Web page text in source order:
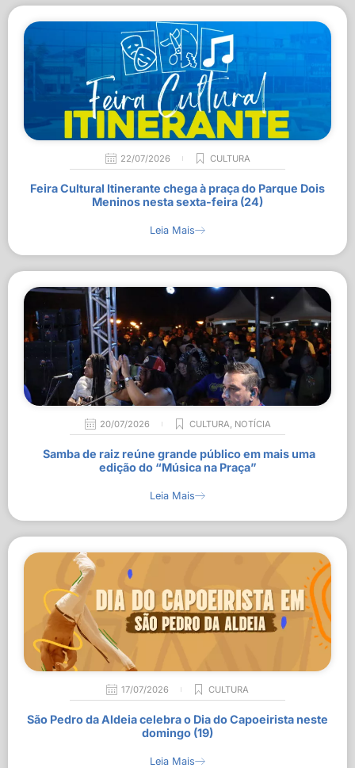
22/07/2026 CULTURA
Feira Cultural Itinerante chega à praça do Parque Dois
Meninos nesta sexta-feira (24)
Leia Mais
20/07/2026 CULTURA, NOTÍCIA
Samba de raiz reúne grande público em mais uma
edição do “Música na Praça”
Leia Mais
17/07/2026 CULTURA
São Pedro da Aldeia celebra o Dia do Capoeirista neste
domingo (19)
Leia Mais